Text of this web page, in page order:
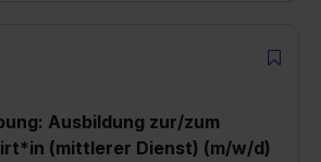
Ausbildung zur/zum
(mittlerer Dienst) (m/w/d)